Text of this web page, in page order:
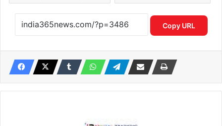
Copy URL